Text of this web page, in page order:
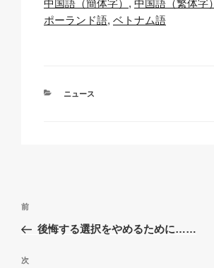
k
o
p
中国語（簡体字） 中国語（繁体字）
ポーランド語 ベトナム語
カ
ニュース
投
ナ
ビ
過
去
投
前
後悔する選択をやめるために……
次
次